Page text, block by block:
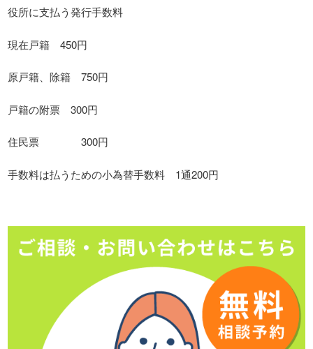
役所に支払う発行手数料
現在戸籍 450円
原戸籍、除籍 750円
戸籍の附票 300円
住民票 300円
手数料は払うための小為替手数料 1通200円